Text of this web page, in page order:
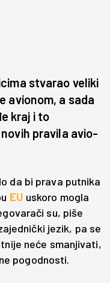
stvarao veliki
avionom, a sada
kraj i to
pravila avio-
da bi prava putnika
EU uskoro mogla
su, piše
jezik, pa se
neće smanjivati,
pogodnosti.